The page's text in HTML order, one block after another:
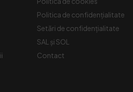
Politica de confidențialitate
Setări de confidențialitate
SAL și SOL
Contact